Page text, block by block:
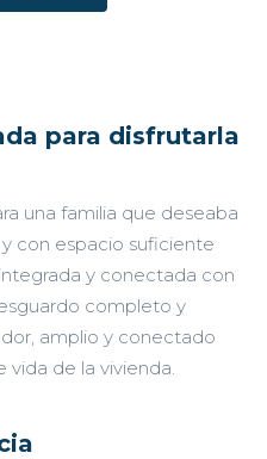
para disfrutarla
una familia que deseaba
con espacio suficiente
y conectada con
completo y
amplio y conectado
vida de la vivienda.